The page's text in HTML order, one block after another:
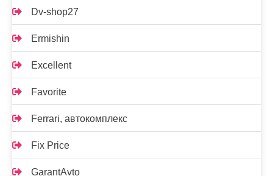
Dv-shop27
Ermishin
Excellent
Favorite
Ferrari, автокомплекс
Fix Price
GarantAvto